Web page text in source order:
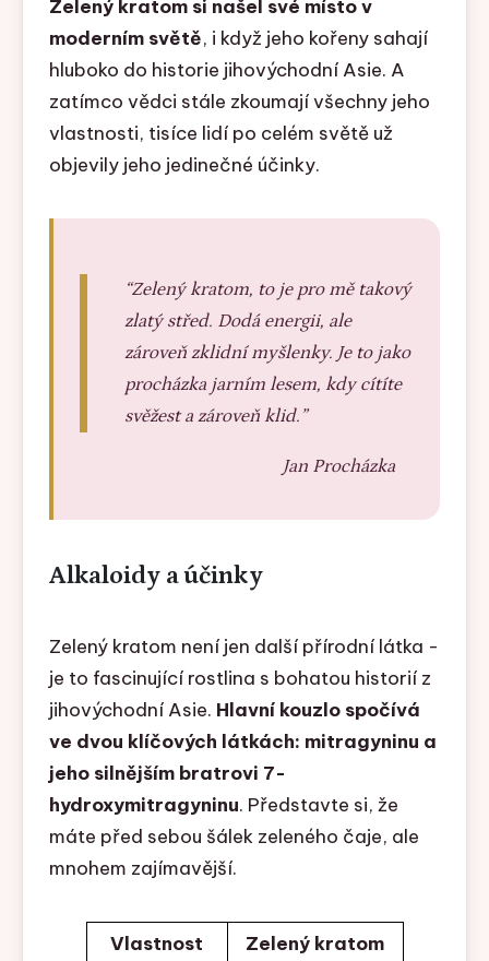
Zelený kratom si našel své místo v
moderním světě, i když jeho kořeny sahají
hluboko do historie jihovýchodní Asie. A
zatímco vědci stále zkoumají všechny jeho
vlastnosti, tisíce lidí po celém světě už
objevily jeho jedinečné účinky.
Zelený kratom, to je pro mě takový
zlatý střed. Dodá energii, ale
zároveň zklidní myšlenky. Je to jako
procházka jarním lesem, kdy cítíte
svěžest a zároveň klid.
Jan Procházka
Alkaloidy a účinky
Zelený kratom není jen další přírodní látka -
je to fascinující rostlina s bohatou historií z
jihovýchodní Asie. Hlavní kouzlo spočívá
ve dvou klíčových látkách: mitragyninu a
jeho silnějším bratrovi 7-
hydroxymitragyninu. Představte si, že
máte před sebou šálek zeleného čaje, ale
mnohem zajímavější.
Vlastnost
Zelený kratom